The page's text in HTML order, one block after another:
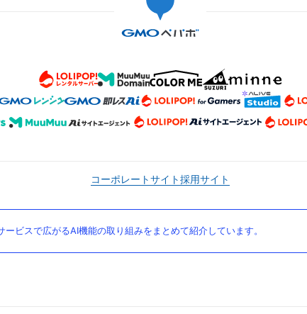
コーポレートサイト採用サイト
ビスで広がるAI機能の取り組みをまとめて紹介しています。